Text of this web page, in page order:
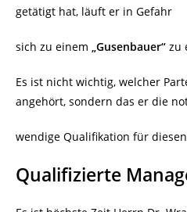
getätigt hat, läuft er in Gefahr
sich zu einem „Gusenbauer“ zu
Es ist nicht wichtig, welcher
angehört, sondern das er die
wendige Qualifikation für
Qualifizierte